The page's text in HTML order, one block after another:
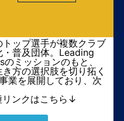
ップ選手が複数クラブ
普及団体。Leading
ミッションのもと、
方の選択肢を切り拓く
業を展開しており、次
ンクはこちら↓